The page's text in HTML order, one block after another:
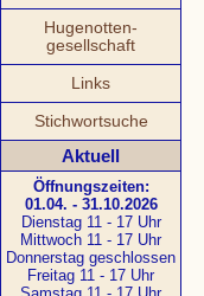
Hugenotten-
gesellschaft
Links
Stichwortsuche
Aktuell
Öffnungszeiten:
01.04. - 31.10.2026
Dienstag 11 - 17 Uhr
Mittwoch 11 - 17 Uhr
Donnerstag geschlossen
Freitag 11 - 17 Uhr